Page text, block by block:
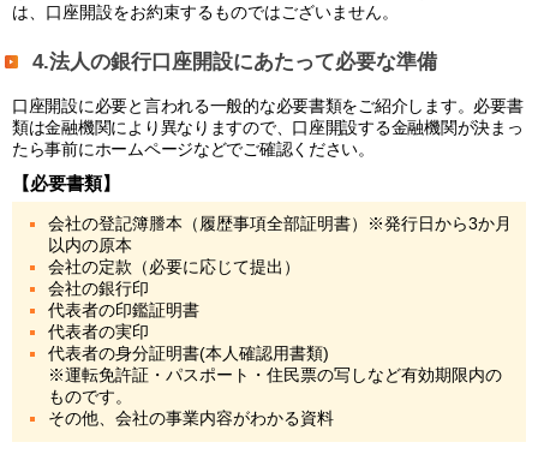
は、口座開設をお約束するものではございません。
4.法人の銀行口座開設にあたって必要な準備
口座開設に必要と言われる一般的な必要書類をご紹介します。必要書
類は金融機関により異なりますので、口座開設する金融機関が決まっ
たら事前にホームページなどでご確認ください。
【必要書類】
会社の登記簿謄本（履歴事項全部証明書）※発⾏⽇から3か月
以内の原本
会社の定款（必要に応じて提出）
会社の銀行印
代表者の印鑑証明書
代表者の実印
代表者の身分証明書(本人確認⽤書類)
※運転免許証・パスポート・住⺠票の写しなど有効期限内の
ものです。
その他、会社の事業内容がわかる資料